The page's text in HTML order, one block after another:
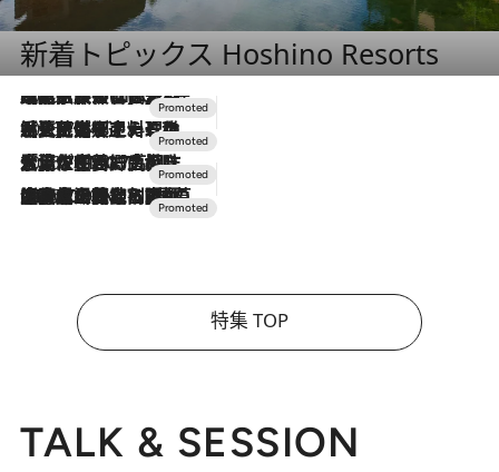
新着トピックス Hoshino Resorts
2026.7.31
【ホテル帰省】という選択肢をOMOが提案。家族とほどよい距離を保つには「昼は実家、夜は気兼ねなくホテルで！」
2026.7.24
【夏限定ディナーコース】旬を迎える稚鮎や花ズッキーニなどをイタリア・トスカーナの郷土料理の手法で満喫！
2026.7.17
「土佐和ハーブかき氷」がOMO7高知に登場！生姜、山椒、大葉など目にも舌にも涼を呼ぶ郷土の味
2026.7.10
NEW OPEN！【界 草津】名湯の地に誕生。趣の異なる2種の温泉と上州ならではの会席・蕎麦割烹など美食を味わう究極の癒やし旅
特集 TOP
TALK & SESSION